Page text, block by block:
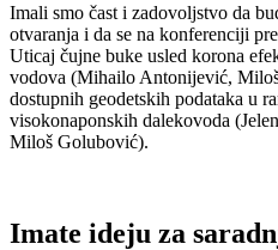
Imali smo čast i zadovoljstvo da
otvaranja i da se na konferenciji
Uticaj čujne buke usled korona
vodova (Mihailo Antonijević,
dostupnih geodetskih podataka u
visokonaponskih dalekovoda
Miloš Golubović).
Imate ideju za